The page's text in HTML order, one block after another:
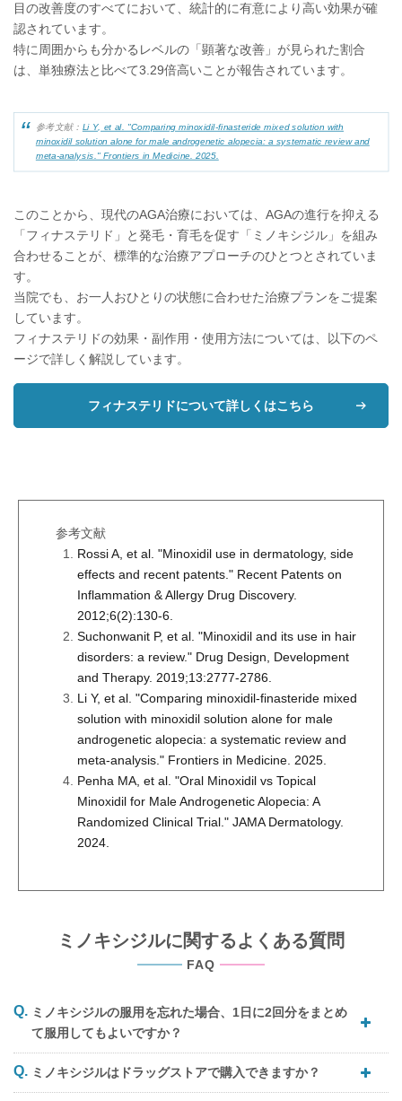
目の改善度のすべてにおいて、統計的に有意により高い効果が確
認されています。
特に周囲からも分かるレベルの「顕著な改善」が見られた割合
は、単独療法と比べて3.29倍高いことが報告されています。
参考文献： Li Y, et al. "Comparing minoxidil-finasteride mixed solution with
minoxidil solution alone for male androgenetic alopecia: a systematic review and
meta-analysis." Frontiers in Medicine. 2025.
このことから、現代のAGA治療においては、AGAの進行を抑える
「フィナステリド」と発毛・育毛を促す「ミノキシジル」を組み
合わせることが、標準的な治療アプローチのひとつとされていま
す。
当院でも、お一人おひとりの状態に合わせた治療プランをご提案
しています。
フィナステリドの効果・副作用・使用方法については、以下のペ
ージで詳しく解説しています。
フィナステリドについて詳しくはこちら
参考文献
Rossi A, et al. "Minoxidil use in dermatology, side
effects and recent patents." Recent Patents on
Inflammation & Allergy Drug Discovery.
2012;6(2):130-6.
Suchonwanit P, et al. "Minoxidil and its use in hair
disorders: a review." Drug Design, Development
and Therapy. 2019;13:2777-2786.
Li Y, et al. "Comparing minoxidil-finasteride mixed
solution with minoxidil solution alone for male
androgenetic alopecia: a systematic review and
meta-analysis." Frontiers in Medicine. 2025.
Penha MA, et al. "Oral Minoxidil vs Topical
Minoxidil for Male Androgenetic Alopecia: A
Randomized Clinical Trial." JAMA Dermatology.
2024.
ミノキシジルに関するよくある質問
FAQ
ミノキシジルの服用を忘れた場合、1日に2回分をまとめ
て服用してもよいですか？
ミノキシジルはドラッグストアで購入できますか？